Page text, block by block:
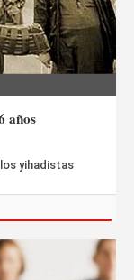
años
yihadistas